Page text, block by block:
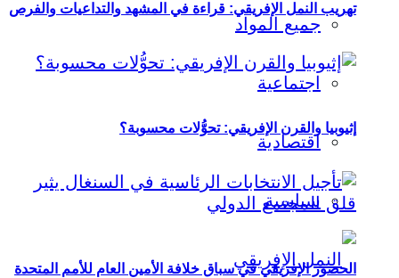
جميع المواد
اجتماعية
اقتصادية
سياسية
تهريب النمل الإفريقي: قراءة في المشهد والتداعيات والفرص
إثيوبيا والقرن الإفريقي: تحوُّلات محسوبة؟
الحضور الإفريقي في سباق خلافة الأمين العام للأمم المتحدة